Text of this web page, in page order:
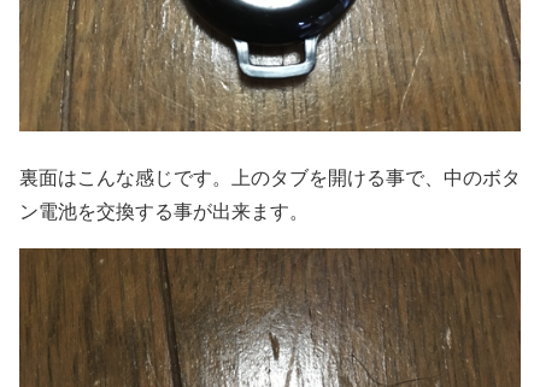
裏面はこんな感じです。上のタブを開ける事で、中のボタ
ン電池を交換する事が出来ます。